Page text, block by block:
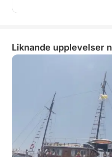
Liknande upplevelser